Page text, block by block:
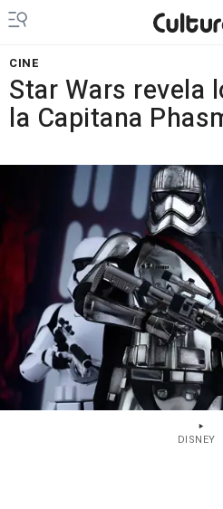
CINE
Star Wars revela
la Capitana
DISNEY